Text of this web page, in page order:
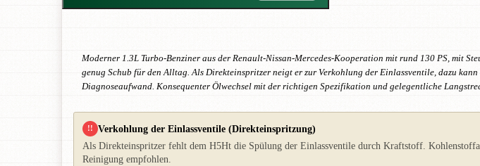
Moderner 1.3L Turbo-Benziner aus der Renault-Nissan-Mercedes-Kooperation mit rund 130 PS, mit
genug Schub für den Alltag. Als Direkteinspritzer neigt er zur Verkohlung der Einlassventile, dazu
Diagnoseaufwand. Konsequenter Ölwechsel mit der richtigen Spezifikation und gelegentliche
!! Verkohlung der Einlassventile (Direkteinspritzung)
Als Direkteinspritzer fehlt dem H5Ht die Spülung der Einlassventile durch Kraftstoff.
Reinigung empfohlen.